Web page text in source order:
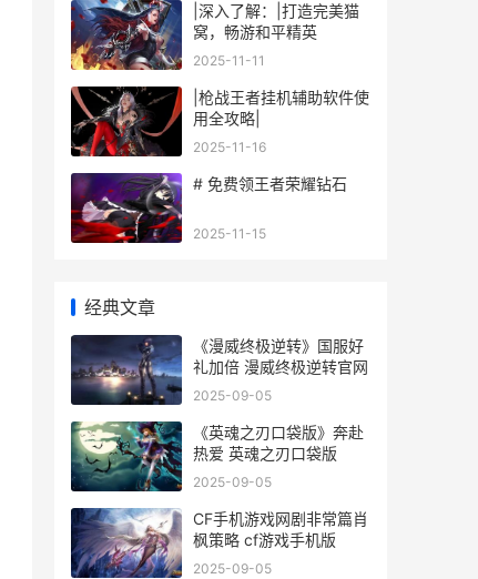
|深入了解：|打造完美猫
窝，畅游和平精英
2025-11-11
|枪战王者挂机辅助软件使
用全攻略|
2025-11-16
# 免费领王者荣耀钻石
2025-11-15
经典文章
《漫威终极逆转》国服好
礼加倍 漫威终极逆转官网
2025-09-05
《英魂之刃口袋版》奔赴
热爱 英魂之刃口袋版
2025-09-05
CF手机游戏网剧非常篇肖
枫策略 cf游戏手机版
2025-09-05